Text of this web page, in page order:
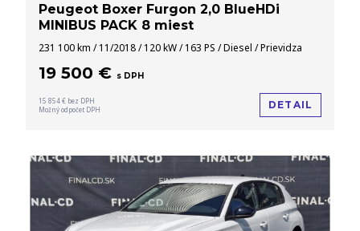
Peugeot Boxer Furgon 2,0 BlueHDi
MINIBUS PACK 8 miest
231 100 km / 11/2018 / 120 kW / 163 PS / Diesel / Prievidza
19 500 € s DPH
15 854 € bez DPH
Možný odpočet DPH
DETAIL